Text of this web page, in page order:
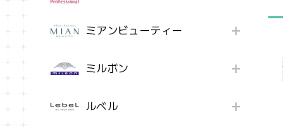
ミアンビューティー
ミルボン
ルベル